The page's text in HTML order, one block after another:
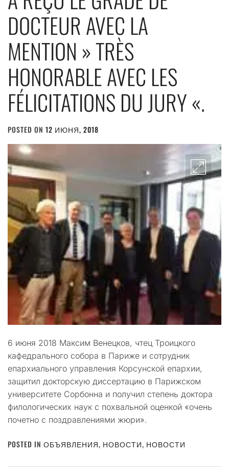
DOCTEUR AVEC LA
MENTION » TRÈS
HONORABLE AVEC LES
FÉLICITATIONS DU JURY «.
POSTED ON 12 ИЮНЯ, 2018
6 июня 2018 Максим Венецков, чтец Троицкого
кафедрального собора в Париже и сотрудник
епархиального управления Корсунской епархии,
защитил докторскую диссертацию в Парижском
университете Сорбонна и получил степень доктора
филологических наук с похвальной оценкой «очень
почетно с поздравлениями жюри».
POSTED IN ОБЪЯВЛЕНИЯ, НОВОСТИ, НОВОСТИ